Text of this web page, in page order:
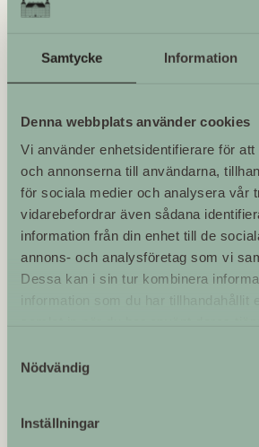
Samtycke Information
Denna webbplats använder cookies
Vi använder enhetsidentifierare för
och annonserna till användarna,
för sociala medier och analysera vår
vidarebefordrar även sådana
information från din enhet till de
annons- och analysföretag som vi
Dessa kan i sin tur kombinera
Nödvändig
Inställningar
sedan det äntligen kommit loss ur
Wrangels första begravning skedde
statusfyllda Riddarholmskyrkan.
Skoklosters slotts
ägarfamilj
Gustav Fredrik von Essens brud var
Lagercrantz, äldst av tre systrar från
1930 dog Gustav Fredriks morbror
Trots arvet bodde paret mest på
sommarnöje. Deras tid där blev kort,
Fredrik dog redan 1936. Då deras